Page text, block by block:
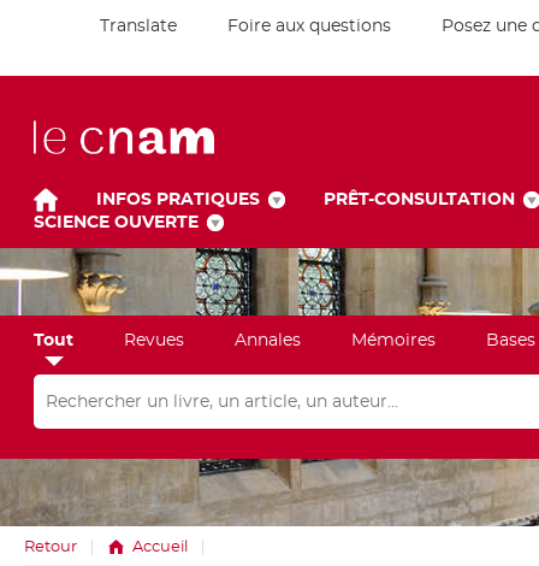
Translate Foire aux questions Posez une
INFOS PRATIQUES
PRÊT-CONSULTATION
SCIENCE OUVERTE
Tout Revues Annales Mémoires
Rechercher dans "Tout"
Retour Accueil